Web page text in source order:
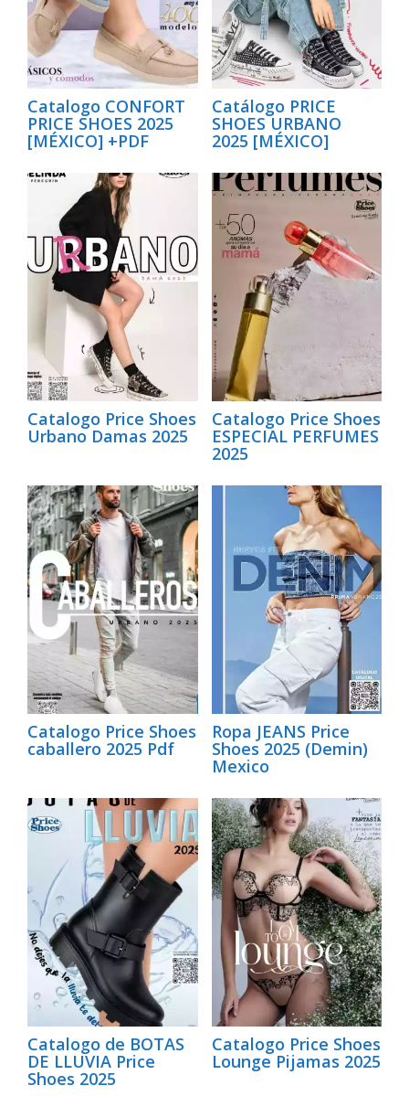
Catalogo CONFORT
PRICE SHOES 2025
[MÉXICO] +PDF
Catálogo PRICE
SHOES URBANO
2025 [MÉXICO]
Catalogo Price Shoes
Urbano Damas 2025
Catalogo Price Shoes
ESPECIAL PERFUMES
2025
Catalogo Price Shoes
caballero 2025 Pdf
Ropa JEANS Price
Shoes 2025 (Demin)
Mexico
Catalogo de BOTAS
DE LLUVIA Price
Shoes 2025
Catalogo Price Shoes
Lounge Pijamas 2025